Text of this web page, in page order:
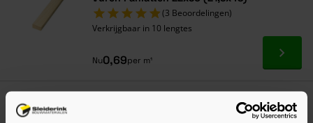
(3 Beoordelingen)
Verkrijgbaar in 10 lengtes
Nu0,69per m¹ Ga